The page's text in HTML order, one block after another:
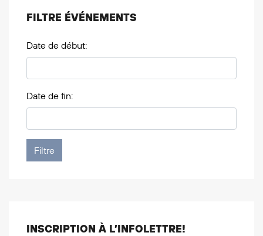
FILTRE ÉVÉNEMENTS
Date de début:
Date de fin:
INSCRIPTION À L’INFOLETTRE!